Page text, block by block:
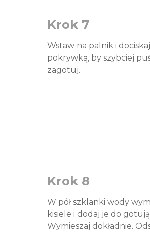
Krok 7
Wstaw na palnik i
pokrywką, by szybciej
zagotuj.
Krok 8
W pół szklanki wody
kisiele i dodaj je do
Wymieszaj dokładnie.